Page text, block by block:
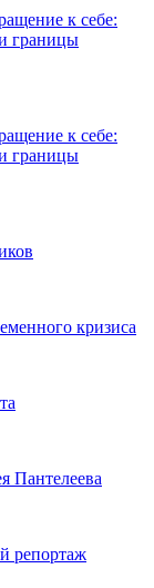
к себе:
границы
к себе:
границы
кризиса
Пантелеева
репортаж